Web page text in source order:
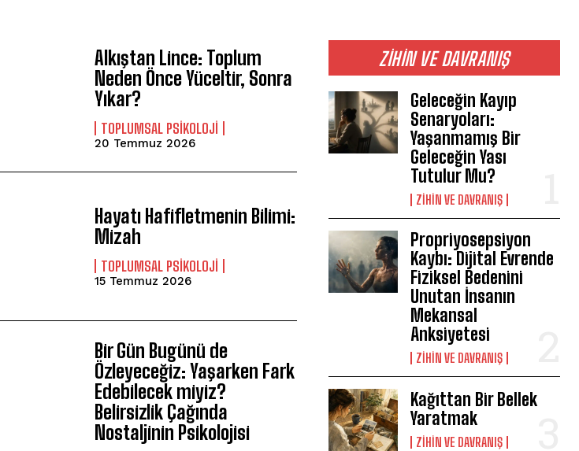
okudum, onaylıyorum.
Alkıştan Lince: Toplum
Neden Önce Yüceltir, Sonra
Yıkar?
TOPLUMSAL PSIKOLOJI
20 Temmuz 2026
Hayatı Hafifletmenin Bilimi:
Mizah
TOPLUMSAL PSIKOLOJI
15 Temmuz 2026
Bir Gün Bugünü de
Özleyeceğiz: Yaşarken Fark
Edebilecek miyiz?
Belirsizlik Çağında
Nostaljinin Psikolojisi
ZIHIN VE DAVRANIŞ
Geleceğin Kayıp
Senaryoları:
Yaşanmamış Bir
Geleceğin Yası
Tutulur Mu?
⁠ZIHIN VE DAVRANIŞ
Propriyosepsiyon
Kaybı: Dijital Evrende
Fiziksel Bedenini
Unutan İnsanın
Mekansal
Anksiyetesi
⁠ZIHIN VE DAVRANIŞ
Kağıttan Bir Bellek
Yaratmak
⁠ZIHIN VE DAVRANIŞ